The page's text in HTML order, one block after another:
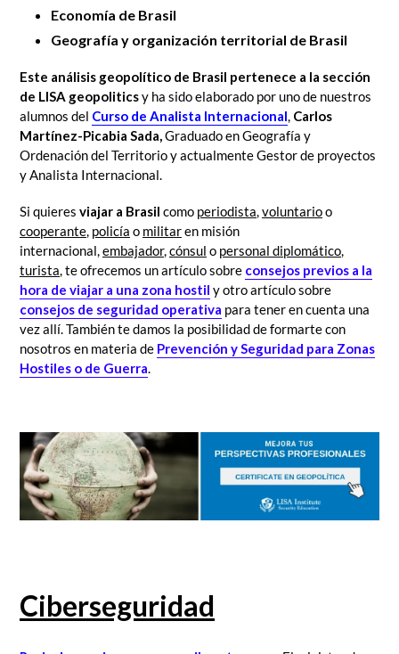
Economía de Brasil
Geografía y organización territorial de Brasil
Este análisis geopolítico de Brasil pertenece a la sección
de LISA geopoliticsy ha sido elaborado por uno de nuestros
alumnos del Curso de Analista Internacional, Carlos
Martínez-Picabia Sada,Graduado en Geografía y
Ordenación del Territorio y actualmente Gestor de proyectos
y Analista Internacional.
Si quieres viajar a Brasil como periodista,voluntarioo
cooperante, policía o militaren misión
internacional,embajador,cónsul o personal diplomático,
turista,te ofrecemos un artículo sobre consejos previos a la
hora de viajar a una zona hostil y otro artículo sobre
consejos de seguridad operativa para tener en cuenta una
vez allí. También te damos la posibilidad de formarte con
nosotros en materia de Prevención y Seguridad para Zonas
Hostiles o de Guerra.
Ciberseguridad